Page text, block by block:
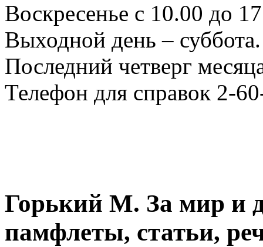
Воскресенье с 10.00 до
Выходной день – суббота.
Последний четверг
Телефон для справок 2-
Горький М. За мир и
памфлеты, статьи,